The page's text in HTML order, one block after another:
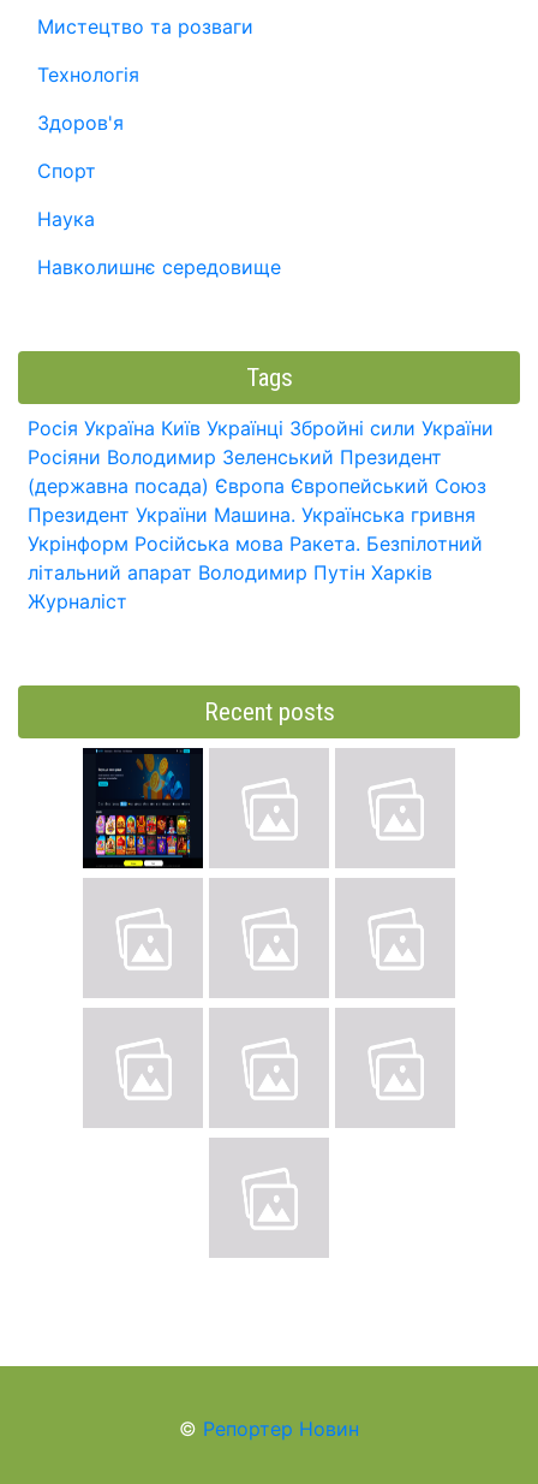
Мистецтво та розваги
Технологія
Здоров'я
Спорт
Наука
Навколишнє середовище
Tags
Росія Україна Київ Українці Збройні сили України
Росіяни Володимир Зеленський Президент
(державна посада) Європа Європейський Союз
Президент України Машина. Українська гривня
Укрінформ Російська мова Ракета. Безпілотний
літальний апарат Володимир Путін Харків
Журналіст
Recent posts
© Репортер Новин